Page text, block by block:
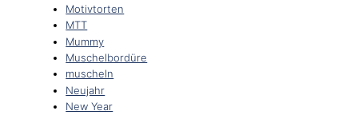
Motivtorten
MTT
Mummy
Muschelbordüre
muscheln
Neujahr
New Year